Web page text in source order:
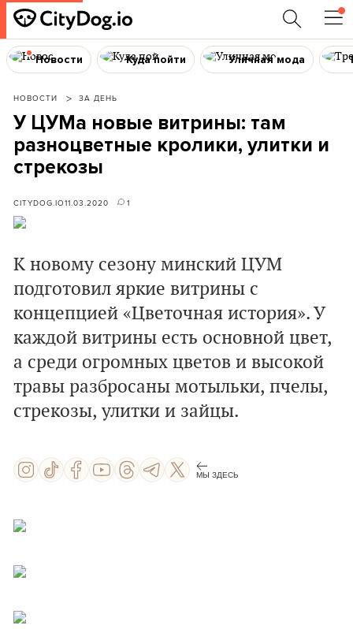
Новости Куда пойти Уличная мода
НОВОСТИ ЗА ДЕНЬ
У ЦУМа новые витрины: там
разноцветные кролики, улитки и
стрекозы
CITYDOG.IO11.03.2020 1
К новому сезону минский ЦУМ
подготовил яркие витрины с
концепцией «Цветочная история». У
каждой витрины есть основной цвет,
а среди огромных цветов и высокой
травы разбросаны мотыльки, пчелы,
стрекозы, улитки и зайцы.
МЫ ЗДЕСЬ